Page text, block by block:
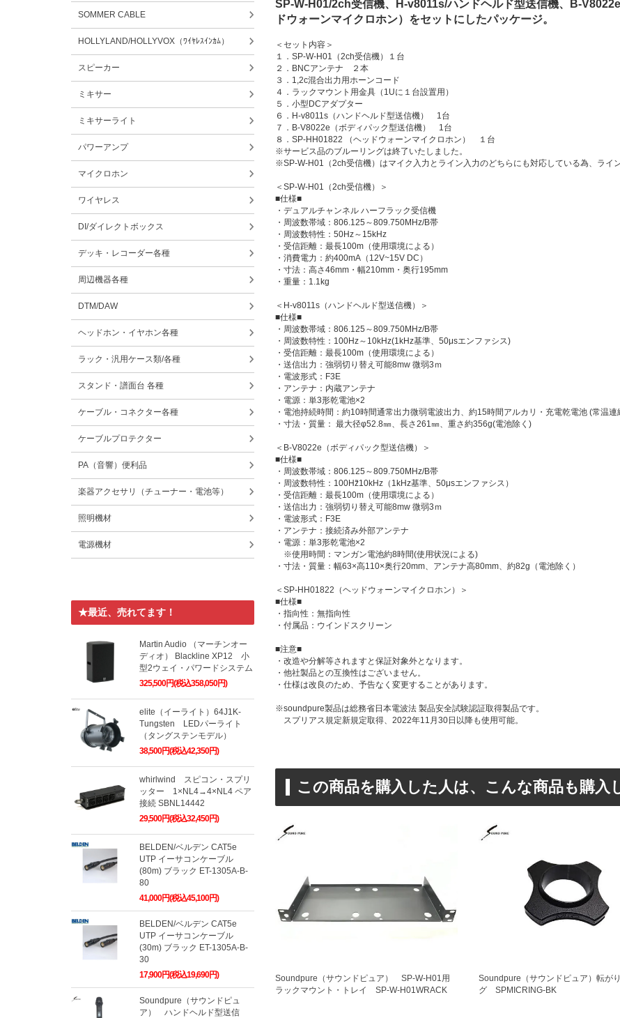
SP-W-H01/2ch受信機、H-v8011s/ハンドヘルド型送信機、B-
ドウォーンマイクロホン）をセットにしたパッケージ。
＜セット内容＞
１．SP-W-H01（2ch受信機）１台
２．BNCアンテナ ２本
３．1,2c混合出力用ホーンコード
４．ラックマウント用金具（1Uに１台設置用）
５．小型DCアダプター
６．H-v8011s（ハンドヘルド型送信機） 1台
７．B-V8022e（ボディパック型送信機） 1台
８．SP-HH01822 （ヘッドウォーンマイクロホン） １台
※サービス品のブルーリングは終了いたしました。
※SP-W-H01（2ch受信機）はマイク入力とライン入力のどちらにも対応している為、ライ
＜SP-W-H01（2ch受信機）＞
■仕様■
・デュアルチャンネル ハーフラック受信機
・周波数帯域：806.125～809.750MHz/B帯
・周波数特性：50Hz～15kHz
・受信距離：最長100m（使用環境による）
・消費電力：約400mA（12V~15V DC）
・寸法：高さ46mm・幅210mm・奥行195mm
・重量：1.1kg
＜H-v8011s（ハンドヘルド型送信機）＞
■仕様■
・周波数帯域：806.125～809.750MHz/B帯
・周波数特性：100Hz～10kHz(1kHz基準、50μsエンファシス)
・受信距離：最長100m（使用環境による）
・送信出力：強弱切り替え可能8mw 微弱3ｍ
・電波形式：F3E
・アンテナ：内蔵アンテナ
・電源：単3形乾電池×2
・電池持続時間：約10時間通常出力微弱電波出力、約15時間アルカリ・充電乾電池 (常温連
・寸法・質量： 最大径φ52.8㎜、長さ261㎜、重さ約356g(電池除く)
＜B-V8022e（ボディパック型送信機）＞
■仕様■
・周波数帯域：806.125～809.750MHz/B帯
・周波数特性：100Hz̃10kHz（1kHz基準、50μsエンファシス）
・受信距離：最長100m（使用環境による）
・送信出力：強弱切り替え可能8mw 微弱3ｍ
・電波形式：F3E
・アンテナ：接続済み外部アンテナ
・電源：単3形乾電池×2
※使用時間：マンガン電池約8時間(使用状況による)
・寸法・質量：幅63×高110×奥行20mm、アンテナ高80mm、約82g（電池除く）
＜SP-HH01822（ヘッドウォーンマイクロホン）＞
■仕様■
・指向性：無指向性
・付属品：ウインドスクリーン
■注意■
・改造や分解等されますと保証対象外となります。
・他社製品との互換性はございません。
・仕様は改良のため、予告なく変更することがあります。
※soundpure製品は総務省日本電波法 製品安全試験認証取得製品です。
スプリアス規定新規定取得、2022年11月30日以降も使用可能。
この商品を購入した人は、こんな商品も購入
Soundpure（サウンドピュア） SP-W-H01用
ラックマウント・トレイ SP-W-H01WRACK
Soundpure（サウンドピュア）転が
グ SPMICRING-BK
SOMMER CABLE
HOLLYLAND/HOLLYVOX（ﾜｲﾔﾚｽｲﾝｶﾑ）
スピーカー
ミキサー
ミキサーライト
パワーアンプ
マイクロホン
ワイヤレス
DI/ダイレクトボックス
デッキ・レコーダー各種
周辺機器各種
DTM/DAW
ヘッドホン・イヤホン各種
ラック・汎用ケース類/各種
スタンド・譜面台 各種
ケーブル・コネクター各種
ケーブルプロテクター
PA（音響）便利品
楽器アクセサリ（チューナー・電池等）
照明機材
電源機材
★最近、売れてます！
Martin Audio （マーチンオー
ディオ） Blackline XP12 小
型2ウェイ・パワードシステム
325,500円(税込358,050円)
elite（イーライト）64J1K-
Tungsten LEDパーライト
（タングステンモデル）
38,500円(税込42,350円)
whirlwind スピコン・スプリ
ッター 1×NL4→4×NL4 ペア
接続 SBNL14442
29,500円(税込32,450円)
BELDEN/ベルデン CAT5e
UTP イーサコンケーブル
(80m) ブラック ET-1305A-B-
80
41,000円(税込45,100円)
BELDEN/ベルデン CAT5e
UTP イーサコンケーブル
(30m) ブラック ET-1305A-B-
30
17,900円(税込19,690円)
Soundpure（サウンドピュ
ア） ハンドヘルド型送信